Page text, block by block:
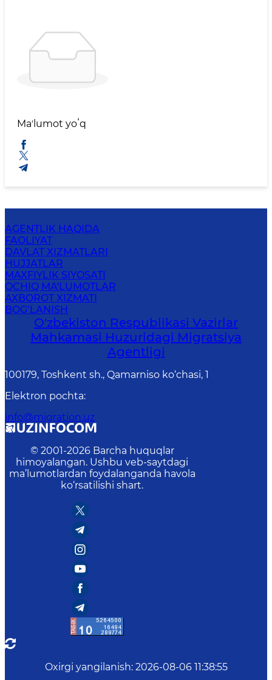
Maʼlumot yoʻq
AGENTLIK HAQIDA
FAOLIYAT
DAVLAT XIZMATLARI
HUJJATLAR
MAXFIYLIK SIYOSATI
OCHIQ MA'LUMOTLAR
AXBOROT XIZMATI
BOG‘LANISH
O'zbekiston Respublikasi Vazirlar
Mahkamasi Huzuridagi Migratsiya
Agentligi
100179, Toshkent sh., Qamarniso ko‘chasi, 1
Elektron pochta:
info@migration.uz
© 2001-2026 Barcha huquqlar
himoyalangan. Ushbu veb-saytdagi
ma’lumotlardan foydalanganda havola
ko‘rsatilishi shart.
Oxirgi yangilanish: 2026-08-06 11:38:55